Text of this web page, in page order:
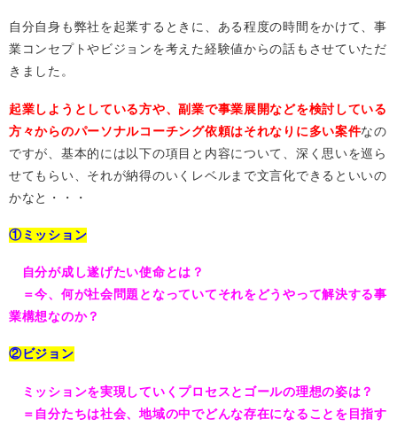
自分自身も弊社を起業するときに、ある程度の時間をかけて、事
業コンセプトやビジョンを考えた経験値からの話もさせていただ
きました。
起業しようとしている方や、副業で事業展開などを検討している
方々からのパーソナルコーチング依頼はそれなりに多い案件なの
ですが、基本的には以下の項目と内容について、深く思いを巡ら
せてもらい、それが納得のいくレベルまで文言化できるといいの
かなと・・・
①ミッション
自分が成し遂げたい使命とは？
＝今、何が社会問題となっていてそれをどうやって解決する事
業構想なのか？
②ビジョン
ミッションを実現していくプロセスとゴールの理想の姿は？
＝自分たちは社会、地域の中でどんな存在になることを目指す